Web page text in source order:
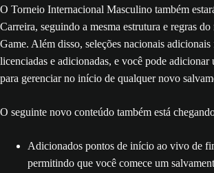
O Torneio Internacional Masculino também
Carreira, seguindo a mesma estrutura e regras
Game. Além disso, seleções nacionais
licenciadas e adicionadas, e você pode adicionar
para gerenciar no início de qualquer novo
O seguinte novo conteúdo também está
Adicionados pontos de início ao vivo de
permitindo que você comece um